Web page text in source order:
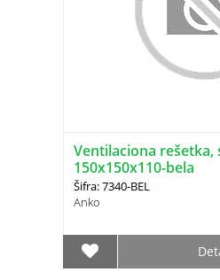
Ventilaciona rešetka,
150x150x110-bela
Šifra: 7340-BEL
Anko